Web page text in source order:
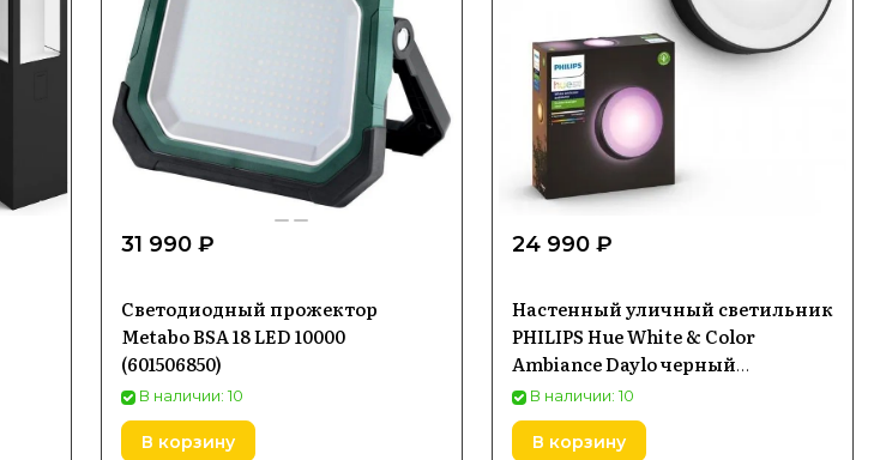
31 990 ₽
Светодиодный прожектор
Metabo BSA 18 LED 10000
(601506850)
В наличии: 10
В корзину
24 990 ₽
Настенный уличный светильник
PHILIPS Hue White & Color
Ambiance Daylo черный
8718696174401
В наличии: 10
В корзину